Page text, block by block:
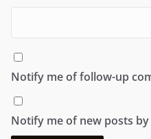
Notify me of follow-up
Notify me of new posts by